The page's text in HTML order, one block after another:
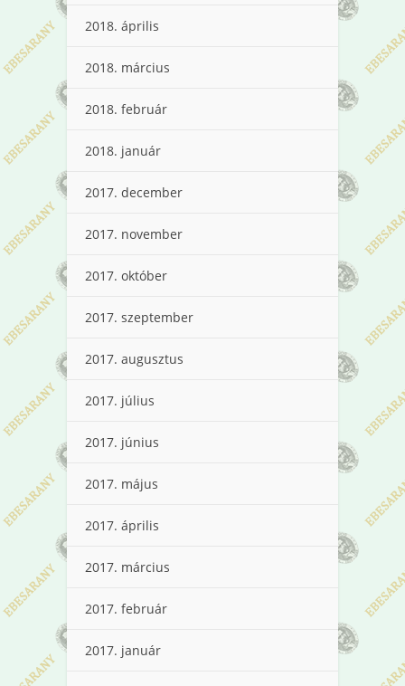
2018. április
2018. március
2018. február
2018. január
2017. december
2017. november
2017. október
2017. szeptember
2017. augusztus
2017. július
2017. június
2017. május
2017. április
2017. március
2017. február
2017. január